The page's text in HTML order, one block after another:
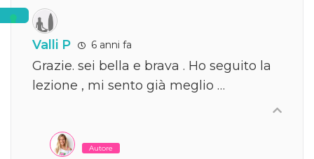
Valli P 6 anni fa
Grazie. sei bella e brava . Ho seguito la
lezione , mi sento già meglio …
Autore